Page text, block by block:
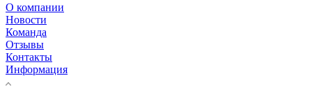
О компании
Новости
Команда
Отзывы
Контакты
Информация